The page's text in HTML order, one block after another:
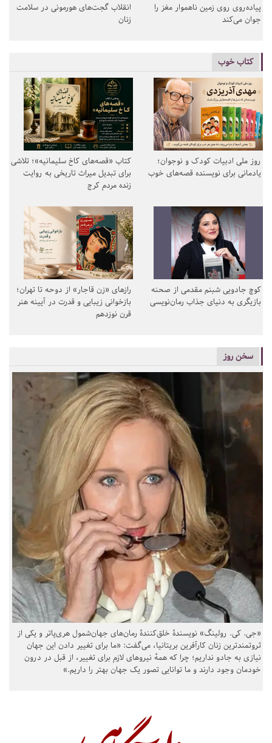
پیاده‌روی روی زمین ناهموار مغز را
جوان می‌کند
انقلاب گجت‌های هورمونی در سلامت
زنان
کتاب خوب
روز ملی ادبیات کودک و نوجوان؛
یادمانی برای نویسنده قصه‌های خوب
کتاب «قصه‌های کاخ سلیمانیه»؛ تلاشی
برای تبدیل میراث تاریخی به روایت
زنده مردم کرج
کوچ جادویی شبنم مقدمی از صحنه
بازیگری به دنیای جذاب رمان‌نویسی
رازهای «زن قاجار» از دوحه تا تهران؛
بازخوانی زیبایی و قدرت در آیینه هنر
قرن نوزدهم
سخن روز
«جی. کی. رولینگ» نویسندهٔ خلق‌کنندهٔ رمان‌های جهان‌شمول هری‌پاتر و یکی از
ثروتمندترین زنان کارآفرین بریتانیا، می‌گفت: «ما برای تغییر دادن این جهان
نیازی به جادو نداریم؛ چرا که همهٔ نیروهای لازم برای تغییر، از قبل در درون
خودمان وجود دارند و ما توانایی تصور یک جهان بهتر را داریم.»